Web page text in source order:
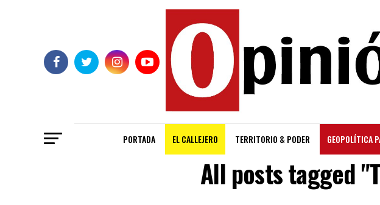
PORTADA EL CALLEJERO TERRITORIO & PODER GEOPOLÍTICA
All posts tagged